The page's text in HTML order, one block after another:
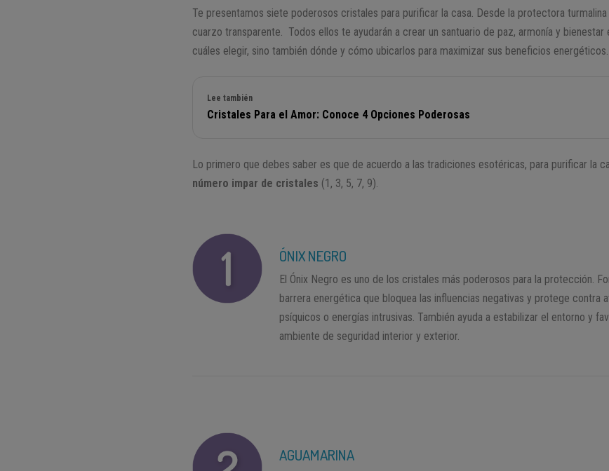
Te presentamos siete poderosos cristales para purificar la casa. Desde la protectora
cuarzo transparente. Todos ellos te ayudarán a crear un santuario de paz, armonía y bienestar
cuáles elegir, sino también dónde y cómo ubicarlos para maximizar sus beneficios energéticos.
Lee también
Cristales Para el Amor: Conoce 4 Opciones Poderosas
Lo primero que debes saber es que de acuerdo a las tradiciones esotéricas, para purificar la
número impar de cristales (1, 3, 5, 7, 9).
ÓNIX NEGRO
El Ónix Negro es uno de los cristales más poderosos para la protección.
barrera energética que bloquea las influencias negativas y protege contra
psíquicos o energías intrusivas. También ayuda a estabilizar el entorno y
ambiente de seguridad interior y exterior.
AGUAMARINA